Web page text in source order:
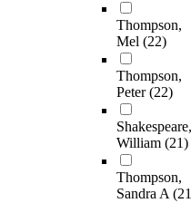
Thompson,
Mel (22)
Thompson,
Peter(22)
Shakespeare,
William (21)
Thompson,
Sandra A